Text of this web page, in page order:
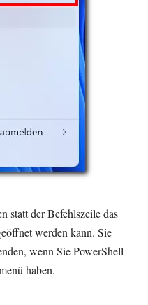
statt der Befehlszeile das
werden kann. Sie
wenn Sie PowerShell
haben.